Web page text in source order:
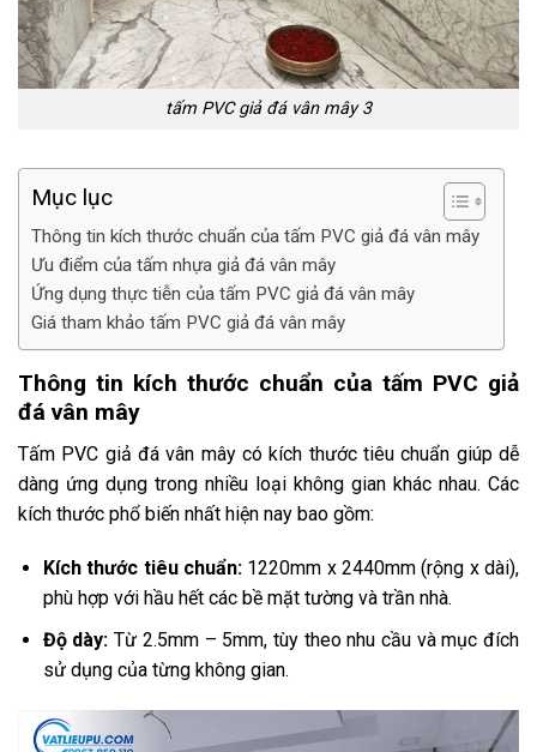
tấm PVC giả đá vân mây 3
Mục lục
Thông tin kích thước chuẩn của tấm PVC giả đá vân mây
Ưu điểm của tấm nhựa giả đá vân mây
Ứng dụng thực tiễn của tấm PVC giả đá vân mây
Giá tham khảo tấm PVC giả đá vân mây
Thông tin kích thước chuẩn của tấm PVC giả
đá vân mây
Tấm PVC giả đá vân mây có kích thước tiêu chuẩn giúp dễ
dàng ứng dụng trong nhiều loại không gian khác nhau. Các
kích thước phổ biến nhất hiện nay bao gồm:
Kích thước tiêu chuẩn:1220mm x 2440mm (rộng x dài),
phù hợp với hầu hết các bề mặt tường và trần nhà.
Độ dày: Từ 2.5mm – 5mm, tùy theo nhu cầu và mục đích
sử dụng của từng không gian.